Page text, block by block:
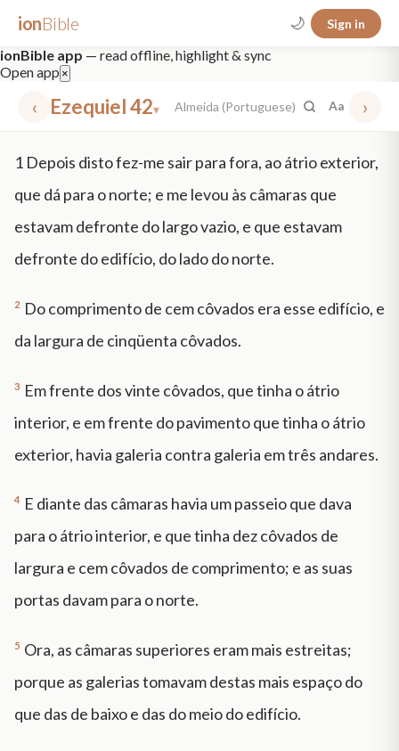
ionBible 🌙 Sign in
ionBible app — read offline, highlight & sync
Open app ×
‹ Ezequiel 42▾ Almeida (Portuguese) Aa ›
✕
mt 5 "peace that passeth"
1 Depois disto fez-me sair para fora, ao átrio exterior,
que dá para o norte; e me levou às câmaras que
estavam defronte do largo vazio, e que estavam
defronte do edifício, do lado do norte.
2 Do comprimento de cem côvados era esse edifício, e
da largura de cinqüenta côvados.
3 Em frente dos vinte côvados, que tinha o átrio
interior, e em frente do pavimento que tinha o átrio
exterior, havia galeria contra galeria em três andares.
4 E diante das câmaras havia um passeio que dava
para o átrio interior, e que tinha dez côvados de
largura e cem côvados de comprimento; e as suas
portas davam para o norte.
5 Ora, as câmaras superiores eram mais estreitas;
porque as galerias tomavam destas mais espaço do
que das de baixo e das do meio do edifício.